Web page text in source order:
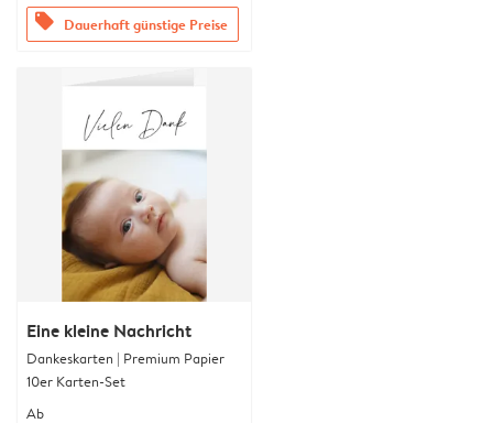
offers Dauerhaft günstige Preise
Eine kleine Nachricht
Dankeskarten | Premium Papier
10er Karten-Set
Ab